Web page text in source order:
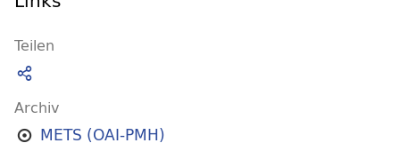
Teilen
Archiv
METS (OAI-PMH)